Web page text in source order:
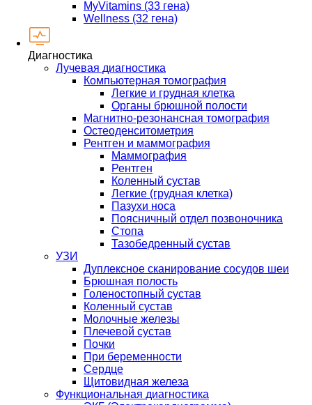
MyVitamins (33 гена)
Wellness (32 гена)
Диагностика
Лучевая диагностика
Компьютерная томография
Легкие и грудная клетка
Органы брюшной полости
Магнитно-резонансная томография
Остеоденситометрия
Рентген и маммография
Маммография
Рентген
Коленный сустав
Легкие (грудная клетка)
Пазухи носа
Поясничный отдел позвоночника
Стопа
Тазобедренный сустав
УЗИ
Дуплексное сканирование сосудов шеи
Брюшная полость
Голеностопный сустав
Коленный сустав
Молочные железы
Плечевой сустав
Почки
При беременности
Сердце
Щитовидная железа
Функциональная диагностика